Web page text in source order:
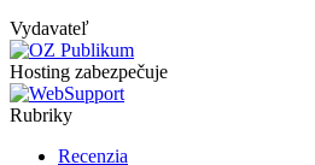
Vydavateľ
Hosting zabezpečuje
Rubriky
Recenzia